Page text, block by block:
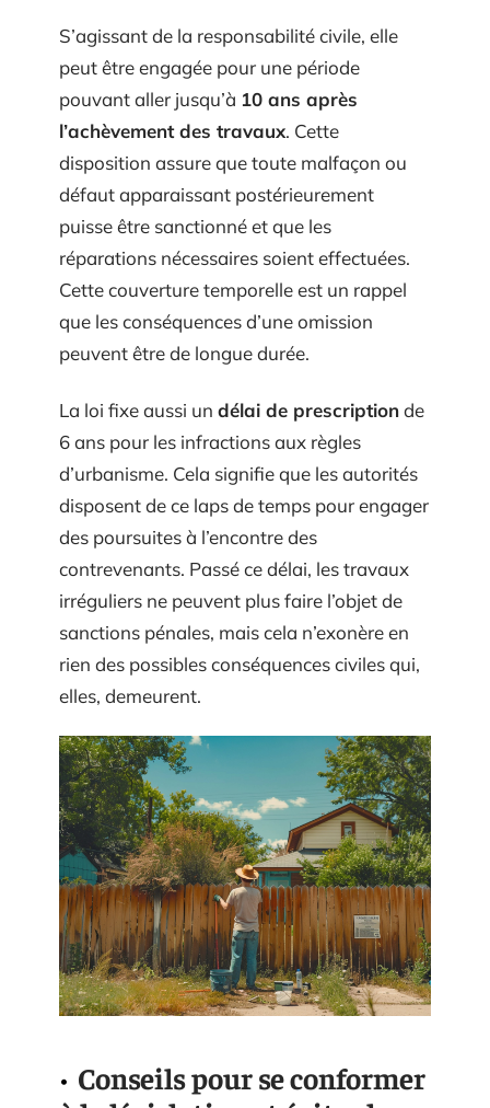
S’agissant de la responsabilité civile, elle
peut être engagée pour une période
pouvant aller jusqu’à 10 ans après
l’achèvement des travaux. Cette
disposition assure que toute malfaçon ou
défaut apparaissant postérieurement
puisse être sanctionné et que les
réparations nécessaires soient effectuées.
Cette couverture temporelle est un rappel
que les conséquences d’une omission
peuvent être de longue durée.
La loi fixe aussi un délai de prescriptionde
6 ans pour les infractions aux règles
d’urbanisme. Cela signifie que les autorités
disposent de ce laps de temps pour engager
des poursuites à l’encontre des
contrevenants. Passé ce délai, les travaux
irréguliers ne peuvent plus faire l’objet de
sanctions pénales, mais cela n’exonère en
rien des possibles conséquences civiles qui,
elles, demeurent.
Conseils pour se conformer